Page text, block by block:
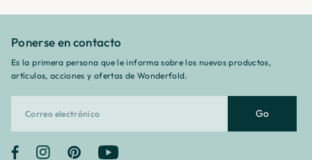
Ponerse en contacto
Es la primera persona que le informa sobre los nuevos productos,
artículos, acciones y ofertas de Wonderfold.
Go
FacebookInstagramPinterest YouTube